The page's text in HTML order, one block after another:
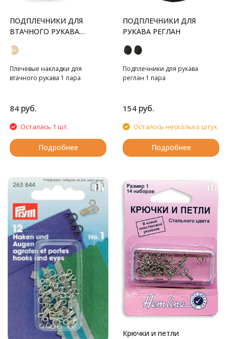
ПОДПЛЕЧНИКИ ДЛЯ
ВТАЧНОГО РУКАВА
Плечевые накладки для
втачного рукава 1 пара
84 руб.
Осталась 1 шт.
Подробнее
ПОДПЛЕЧНИКИ ДЛЯ
РУКАВА РЕГЛАН
Подплечники для рукава
реглан 1 пара
154 руб.
Осталось несколько штук
Подробнее
Крючки и петли